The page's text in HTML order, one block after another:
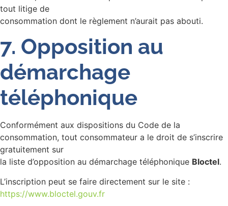
tout litige de
consommation dont le règlement n’aurait pas abouti.
7. Opposition au
démarchage
téléphonique
Conformément aux dispositions du Code de la
consommation, tout consommateur a le droit de s’inscrire
gratuitement sur
la liste d’opposition au démarchage téléphonique Bloctel.
L’inscription peut se faire directement sur le site :
https://www.bloctel.gouv.fr